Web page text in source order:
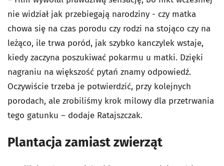
nie widział jak przebiegają narodziny - czy matka
chowa się na czas porodu czy rodzi na stojąco czy na
leżąco, ile trwa poród, jak szybko kanczylek wstaje,
kiedy zaczyna poszukiwać pokarmu u matki. Dzięki
nagraniu na większość pytań znamy odpowiedź.
Oczywiście trzeba je potwierdzić, przy kolejnych
porodach, ale zrobiliśmy krok milowy dla przetrwania
tego gatunku – dodaje Ratajszczak.
Plantacja zamiast zwierząt